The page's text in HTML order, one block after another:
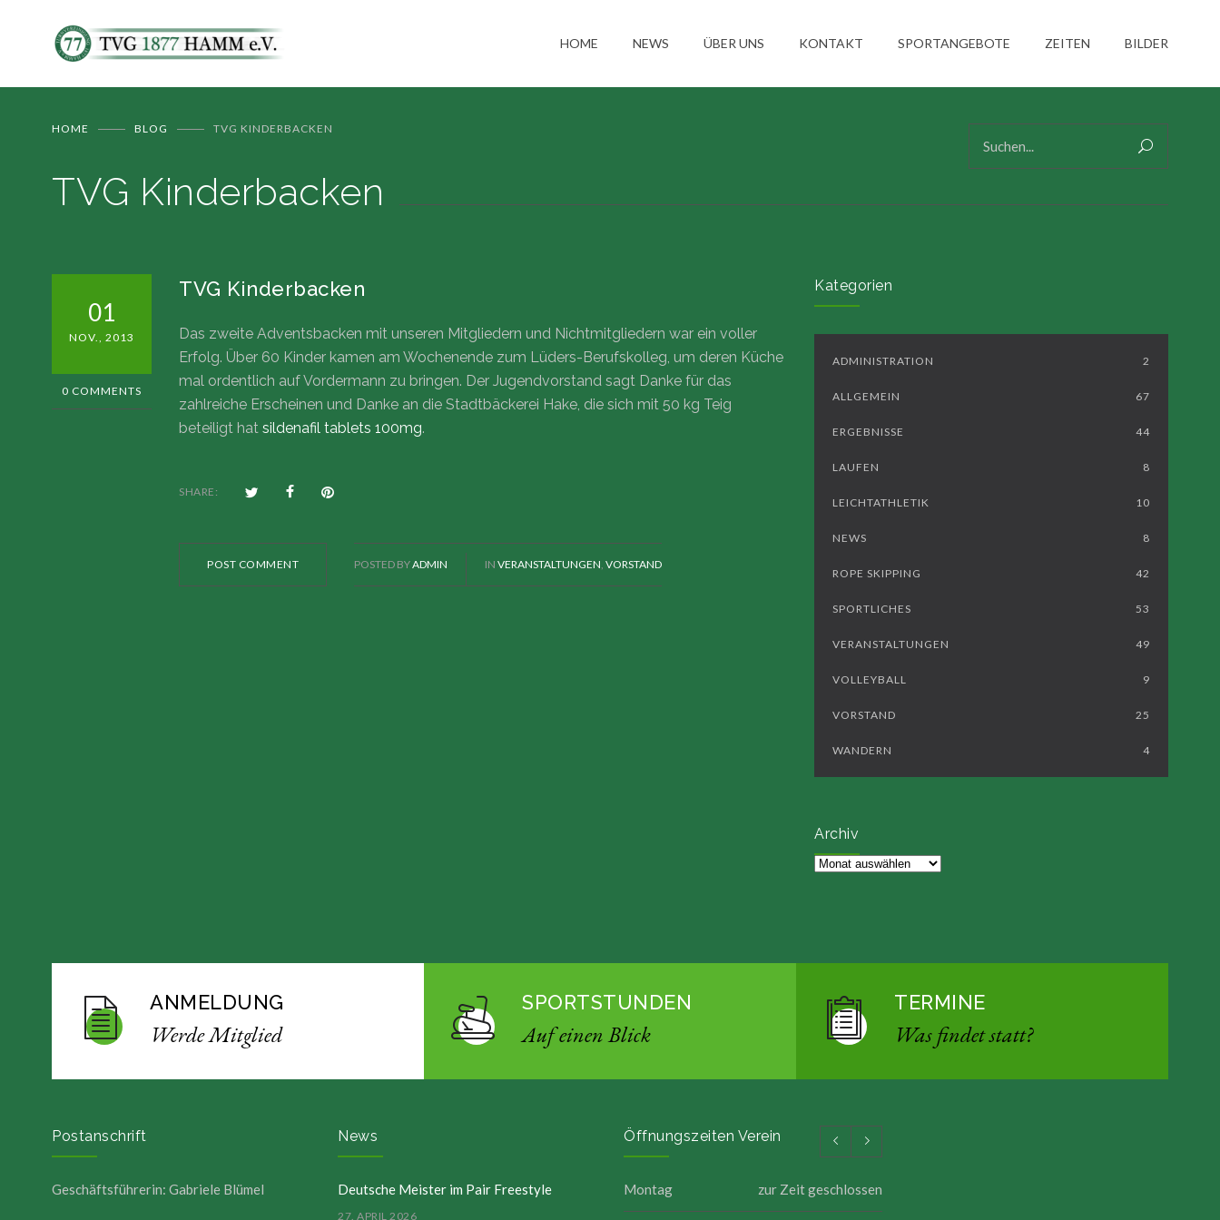
HOME NEWS ÜBER UNS KONTAKT SPORTANGEBOTE ZEITEN BILDER
HOME BLOG TVG KINDERBACKEN
TVG Kinderbacken
01
NOV., 2013
0 COMMENTS
TVG Kinderbacken
Das zweite Adventsbacken mit unseren Mitgliedern und Nichtmitgliedern war ein voller
Erfolg. Über 60 Kinder kamen am Wochenende zum Lüders-Berufskolleg, um deren Küche
mal ordentlich auf Vordermann zu bringen. Der Jugendvorstand sagt Danke für das
zahlreiche Erscheinen und Danke an die Stadtbäckerei Hake, die sich mit 50 kg Teig
beteiligt hat sildenafil tablets 100mg.
SHARE:
POST COMMENT POSTED BYADMIN IN VERANSTALTUNGEN, VORSTAND
Kategorien
ADMINISTRATION 2
ALLGEMEIN 67
ERGEBNISSE 44
LAUFEN 8
LEICHTATHLETIK 10
NEWS 8
ROPE SKIPPING 42
SPORTLICHES 53
VERANSTALTUNGEN 49
VOLLEYBALL 9
VORSTAND 25
WANDERN 4
Archiv
Archiv
ANMELDUNG
Werde Mitglied
SPORTSTUNDEN
Auf einen Blick
TERMINE
Was findet statt?
Postanschrift
Geschäftsführerin: Gabriele Blümel
News
Deutsche Meister im Pair Freestyle
27. APRIL 2026
Öffnungszeiten Verein
Montag zur Zeit geschlossen